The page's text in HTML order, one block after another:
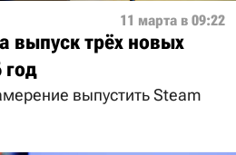
11 марта в 09:22
выпуск трёх новых
год
выпустить Steam